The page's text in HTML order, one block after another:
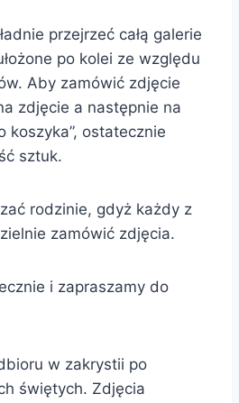
przejrzeć całą galerie
po kolei ze względu
Aby zamówić zdjęcie
zdjęcie a następnie na
koszyka”, ostatecznie
sztuk.
rodzinie, gdyż każdy z
zamówić zdjęcia.
i zapraszamy do
w zakrystii po
świętych. Zdjęcia